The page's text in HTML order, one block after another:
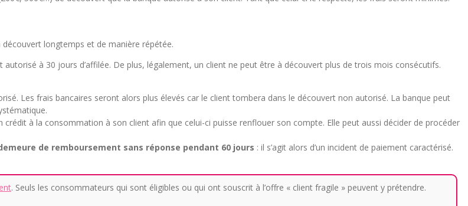
longtemps et de manière répétée.
à 30 jours d’affilée. De plus, légalement, un client ne peut être à découvert plus de trois mois consécutifs.
Les frais bancaires seront alors plus élevés car le client tombera dans le découvert non autorisé. La banque peut
crédit à la consommation à son client afin que celui-ci puisse renflouer son compte. Elle peut aussi décider de procéder
de remboursement sans réponse pendant 60 jours : il s’agit alors d’un incident de paiement caractérisé.
. Seuls les consommateurs qui sont éligibles ou qui ont souscrit à l’offre « client fragile » peuvent y prétendre.